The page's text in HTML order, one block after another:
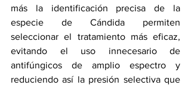
más la identificación precisa de la
especie de Cándida permiten
seleccionar el tratamiento más eficaz,
evitando el uso innecesario de
antifúngicos de amplio espectro y
reduciendo así la presión selectiva que